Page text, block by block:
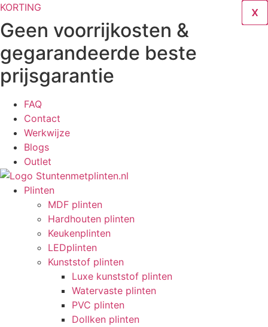
Ga
naar
de
inhoud
KORTING
Geen voorrijkosten &
gegarandeerde beste
prijsgarantie
FAQ
Contact
Werkwijze
Blogs
Outlet
Plinten
MDF plinten
Hardhouten plinten
Keukenplinten
LEDplinten
Kunststof plinten
Luxe kunststof plinten
Watervaste plinten
PVC plinten
Dollken plinten
X
X
X
X
X
X
X
X